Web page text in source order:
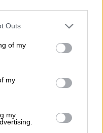
Outs
of my
my
my